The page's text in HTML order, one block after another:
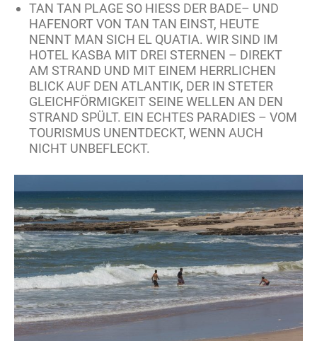
TAN TAN PLAGE SO HIESS DER BADE– UND H
AFENORT VON TAN TAN EINST, HEUTE N
ENNT MAN SICH EL QUATIA. WIR SIND IM H
OTEL KASBA MIT DREI STERNEN – DIREKT A
M STRAND UND MIT EINEM HERRLICHEN B
LICK AUF DEN ATLANTIK, DER IN STETER G
LEICHFÖRMIGKEIT SEINE WELLEN AN DEN S
TRAND SPÜLT. EIN ECHTES PARADIES – VOM T
OURISMUS UNENTDECKT, WENN AUCH N
ICHT UNBEFLECKT.